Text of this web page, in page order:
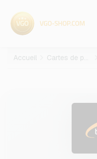
Accueil Cartes de paiement